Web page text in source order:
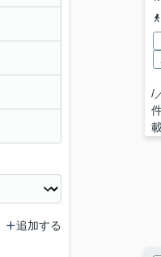
/
追加する